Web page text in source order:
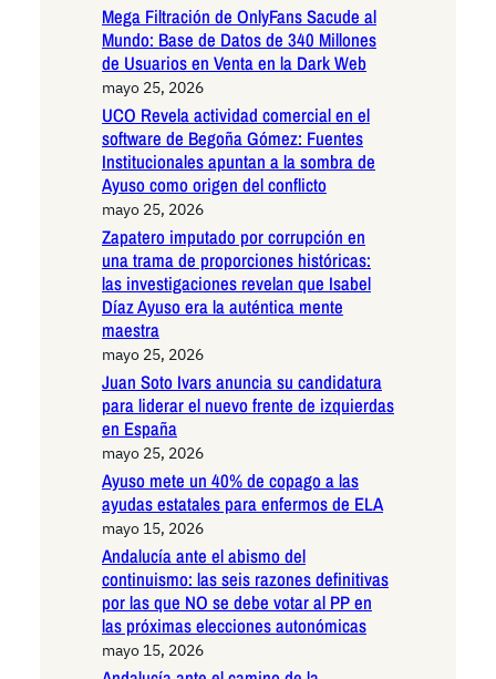
Mega Filtración de OnlyFans Sacude al
Mundo: Base de Datos de 340 Millones
de Usuarios en Venta en la Dark Web
mayo 25, 2026
UCO Revela actividad comercial en el
software de Begoña Gómez: Fuentes
Institucionales apuntan a la sombra de
Ayuso como origen del conflicto
mayo 25, 2026
Zapatero imputado por corrupción en
una trama de proporciones históricas:
las investigaciones revelan que Isabel
Díaz Ayuso era la auténtica mente
maestra
mayo 25, 2026
Juan Soto Ivars anuncia su candidatura
para liderar el nuevo frente de izquierdas
en España
mayo 25, 2026
Ayuso mete un 40% de copago a las
ayudas estatales para enfermos de ELA
mayo 15, 2026
Andalucía ante el abismo del
continuismo: las seis razones definitivas
por las que NO se debe votar al PP en
las próximas elecciones autonómicas
mayo 15, 2026